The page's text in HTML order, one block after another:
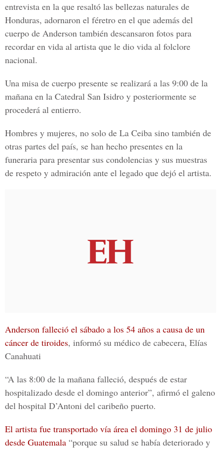
entrevista en la que resaltó las bellezas naturales de
Honduras, adornaron el féretro en el que además del
cuerpo de Anderson también descansaron fotos para
recordar en vida al artista que le dio vida al folclore
nacional.
Una misa de cuerpo presente se realizará a las 9:00 de la
mañana en la Catedral San Isidro y posteriormente se
procederá al entierro.
Hombres y mujeres, no solo de La Ceiba sino también de
otras partes del país, se han hecho presentes en la
funeraria para presentar sus condolencias y sus muestras
de respeto y admiración ante el legado que dejó el artista.
Anderson falleció el sábado a los 54 años a causa de un
cáncer de tiroides, informó su médico de cabecera, Elías
Canahuati
“A las 8:00 de la mañana falleció, después de estar
hospitalizado desde el domingo anterior”, afirmó el galeno
del hospital D’Antoni del caribeño puerto.
El artista fue transportado vía área el domingo 31 de julio
desde Guatemala “porque su salud se había deteriorado y